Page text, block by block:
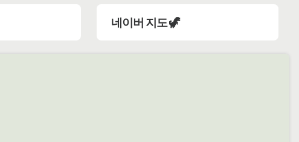
네이버 지도 🦖